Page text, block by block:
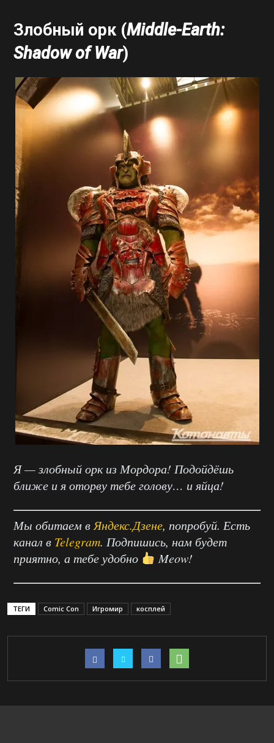
Злобный орк (Middle-Earth:
Shadow of War)
Я — злобный орк из Мордора! Подойдёшь
ближе и я оторву тебе голову… и яйца!
Мы обитаем в Яндекс.Дзене, попробуй. Есть
канал в Telegram. Подпишись, нам будет
приятно, а тебе удобно
Meow!
ТЕГИ Comic Con Игромир косплей